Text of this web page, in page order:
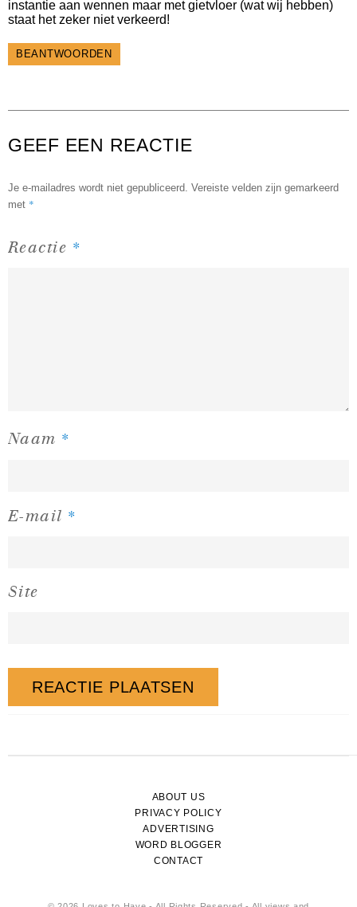
instantie aan wennen maar met gietvloer (wat wij hebben)
staat het zeker niet verkeerd!
BEANTWOORDEN
GEEF EEN REACTIE
Je e-mailadres wordt niet gepubliceerd. Vereiste velden zijn gemarkeerd
met *
Reactie *
Naam *
E-mail *
Site
ABOUT US
PRIVACY POLICY
ADVERTISING
WORD BLOGGER
CONTACT